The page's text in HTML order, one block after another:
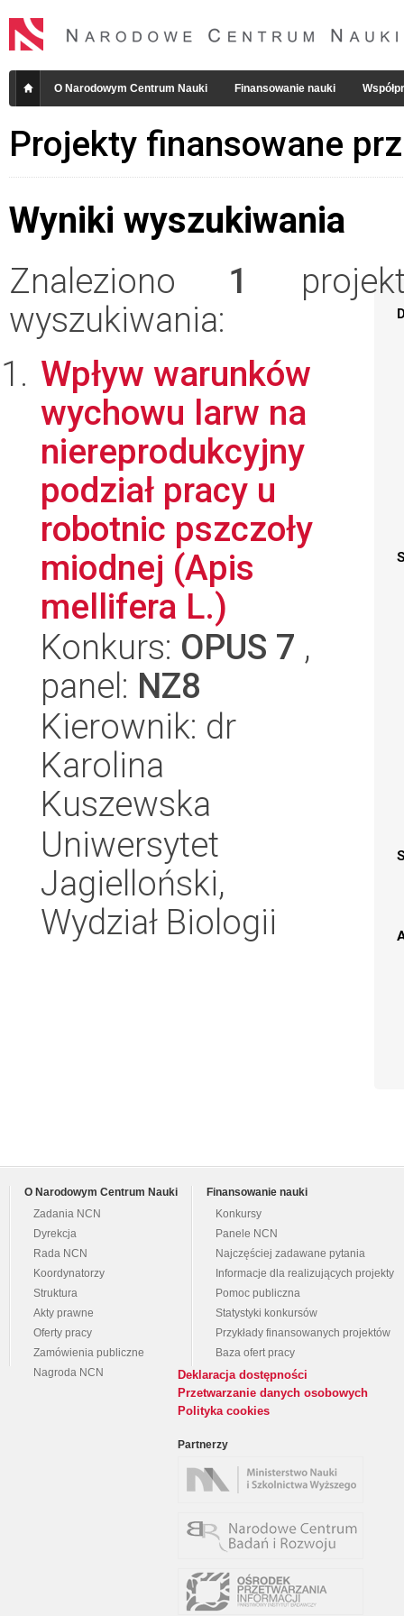
O Narodowym Centrum Nauki Finansowanie nauki
Projekty finansowane
Wyniki wyszukiwania
Znaleziono 1
wyszukiwania:
Wpływ warunków
wychowu larw na
niereprodukcyjny
podział pracy u
robotnic pszczoły
miodnej (Apis
mellifera L.)
Konkurs: OPUS 7 ,
panel: NZ8
Kierownik: dr
Karolina
Kuszewska
Uniwersytet
Jagielloński,
Wydział Biologii
O Narodowym Centrum Nauki
Zadania NCN
Dyrekcja
Rada NCN
Koordynatorzy
Struktura
Akty prawne
Oferty pracy
Zamówienia publiczne
Nagroda NCN
Finansowanie nauki
Konkursy
Panele NCN
Najczęściej zadawane pytania
Informacje dla realizujących projekty
Pomoc publiczna
Statystyki konkursów
Przykłady finansowanych projektów
Baza ofert pracy
Deklaracja dostępności
Przetwarzanie danych osobowych
Polityka cookies
Partnerzy